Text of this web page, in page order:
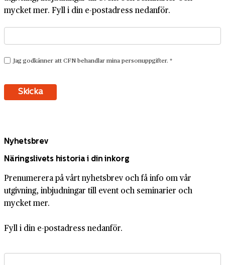
mycket mer. Fyll i din e-postadress nedanför.
Nyhetsbrev
Näringslivets historia i din inkorg
Prenumerera på vårt nyhetsbrev och få info om vår
utgivning, inbjudningar till event och seminarier och
mycket mer.
Fyll i din e-postadress nedanför.